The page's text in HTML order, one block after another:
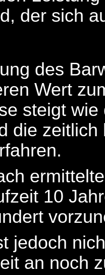
der sich
des
Wert
steigt
die
10
jedoch
an noch